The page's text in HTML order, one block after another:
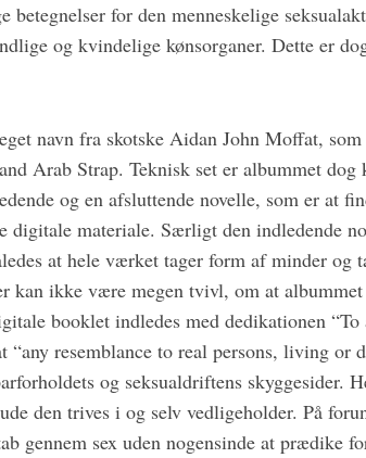
for den menneskelige
og kvindelige kønsorganer. Dette er
navn fra skotske Aidan John Moffat,
Arab Strap. Teknisk set er albummet dog
og en afsluttende novelle, som er at
digitale materiale. Særligt den indledende
at hele værket tager form af minder og
kan ikke være megen tvivl, om at
booklet indledes med dedikationen
“any resemblance to real persons, living or
og seksualdriftens skyggesider.
den trives i og selv vedligeholder. På
gennem sex uden nogensinde at prædike